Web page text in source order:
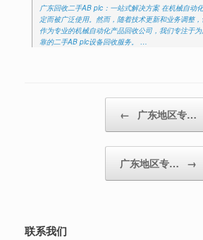
广东回收二手AB plc：一站式解决方案 在机械自动
定而被广泛使用。然而，随着技术更新和业务调整，
作为专业的机械自动化产品回收公司，我们专注于
靠的二手AB plc设备回收服务。 …
← 广东地区专…
广东地区专… →
联系我们